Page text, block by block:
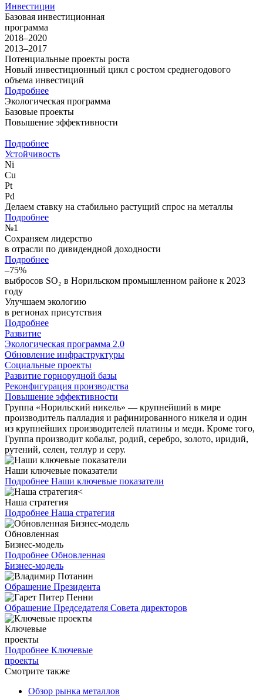
Инвестиции
Базовая инвестиционная
программа
2018–2020
2013–2017
Потенциальные проекты роста
Новый инвестиционный цикл с ростом среднегодового
объема инвестиций
Подробнее
Экологическая программа
Базовые проекты
Повышение эффективности
Подробнее
Устойчивость
Ni
Cu
Pt
Pd
Делаем ставку на стабильно растущий спрос на металлы
Подробнее
№1
Сохраняем лидерство
в отрасли по дивидендной доходности
Подробнее
–75%
выбросов SO₂ в Норильском промышленном районе к 2023
году
Улучшаем экологию
в регионах присутствия
Подробнее
Развитие
Экологическая программа 2.0
Обновление инфраструктуры
Социальные проекты
Развитие горнорудной базы
Реконфигурация производства
Повышение эффективности
Группа «Норильский никель» — крупнейший в мире
производитель палладия и рафинированного никеля и один
из крупнейших производителей платины и меди. Кроме того,
Группа производит кобальт, родий, серебро, золото, иридий,
рутений, селен, теллур и серу.
Наши ключевые показатели
Подробнее Наши ключевые показатели
Наша стратегия
Подробнее Наша стратегия
Обновленная
Бизнес-модель
Подробнее Обновленная
Бизнес-модель
Обращение Президента
Обращение Председателя Совета директоров
Ключевые
проекты
Подробнее Ключевые
проекты
Смотрите также
Обзор рынка металлов